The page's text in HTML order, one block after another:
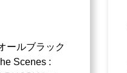
ールブラック
Scenes :